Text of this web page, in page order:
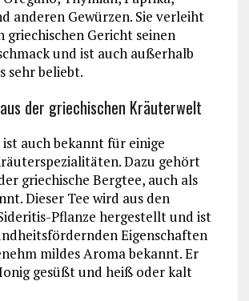
anderen Gewürzen. Sie verleiht
griechischen Gericht seinen
und ist auch außerhalb
sehr beliebt.
der griechischen Kräuterwelt
auch bekannt für einige
Dazu gehört
griechische Bergtee, auch als
Dieser Tee wird aus den
Pflanze hergestellt und ist
Eigenschaften
mildes Aroma bekannt. Er
gesüßt und heiß oder kalt